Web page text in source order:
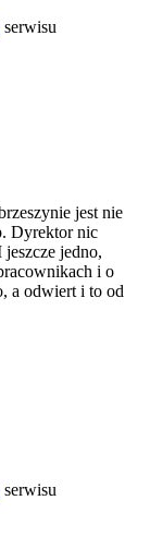
serwisu
jest nie
Dyrektor nic
jedno,
i o
a odwiert i to od
serwisu